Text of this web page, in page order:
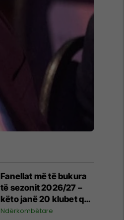
Fanellat më të bukura
të sezonit 2026/27 –
këto janë 20 klubet që
spikatën me dizajnin e
Ndërkombëtare